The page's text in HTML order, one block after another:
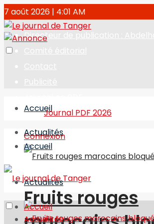
7 août 2026 | 4:01 AM
Directeur de publication :
Journal PDF 2026
Connexion
Accueil
Actualités
Fruits rouges
Accueil
Actualités
Accueil
Actualités